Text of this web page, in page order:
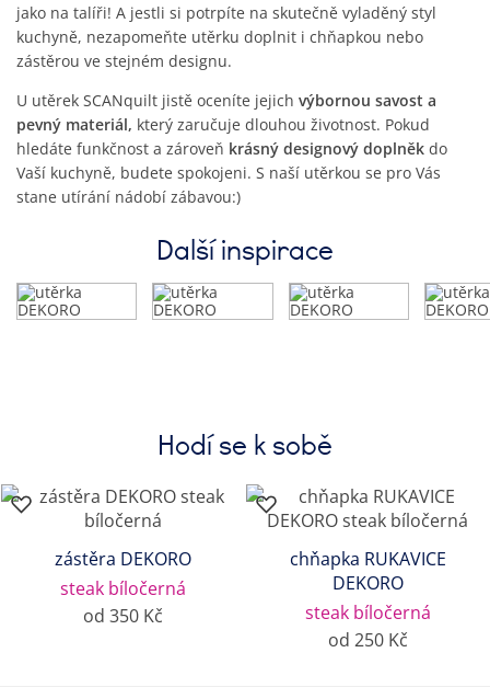
jako na talíři! A jestli si potrpíte na skutečně vyladěný styl
kuchyně, nezapomeňte utěrku doplnit i chňapkou nebo
zástěrou ve stejném designu.
U utěrek SCANquilt jistě oceníte jejich výbornou savost a
pevný materiál, který zaručuje dlouhou životnost. Pokud
hledáte funkčnost a zároveň krásný designový doplněk do
Vaší kuchyně, budete spokojeni. S naší utěrkou se pro Vás
stane utírání nádobí zábavou:)
Další inspirace
Hodí se k sobě
zástěra DEKORO
steak bíločerná
od 350 Kč
chňapka RUKAVICE
DEKORO
steak bíločerná
od 250 Kč